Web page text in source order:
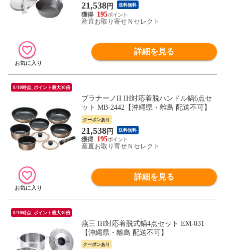
21,538円 送料無料
195
産直お取り寄せＮセレクト
詳細を見る
8/10時点_ポイント最大30倍
ブラナーノII IH対応着脱ハンドル鍋6点セ
ット MB-2442【沖縄県・離島 配送不可】
クーポンあり
21,538円 送料無料
195
産直お取り寄せＮセレクト
詳細を見る
8/10時点_ポイント最大30倍
燕三 IH対応着脱式鍋4点セット EM-031
【沖縄県・離島 配送不可】
クーポンあり